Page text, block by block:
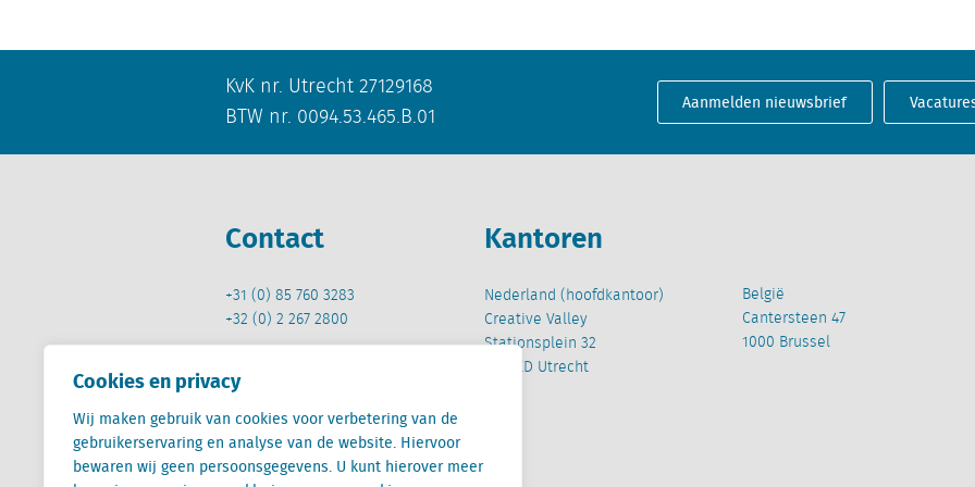
Cookies en privacy
Wij maken gebruik van cookies voor verbetering van de
gebruikerservaring en analyse van de website. Hiervoor
bewaren wij geen persoonsgegevens. U kunt hierover meer
KvK nr. Utrecht 27129168
BTW nr. 0094.53.465.B.01
Aanmelden nieuwsbrief
Contact
+31 (0) 85 760 3283
+32 (0) 2 267 2800
Kantoren
Nederland (hoofdkantoor)
Creative Valley
Stationsplein 32
3511 ED Utrecht
België
Cantersteen 47
1000 Brussel